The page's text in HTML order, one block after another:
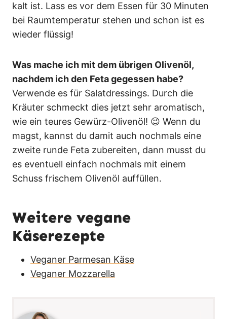
kalt ist. Lass es vor dem Essen für 30 Minuten
bei Raumtemperatur stehen und schon ist es
wieder flüssig!
Was mache ich mit dem übrigen Olivenöl,
nachdem ich den Feta gegessen habe?
Verwende es für Salatdressings. Durch die
Kräuter schmeckt dies jetzt sehr aromatisch,
wie ein teures Gewürz-Olivenöl! 😉 Wenn du
magst, kannst du damit auch nochmals eine
zweite runde Feta zubereiten, dann musst du
es eventuell einfach nochmals mit einem
Schuss frischem Olivenöl auffüllen.
Weitere vegane
Käserezepte
Veganer Parmesan Käse
Veganer Mozzarella